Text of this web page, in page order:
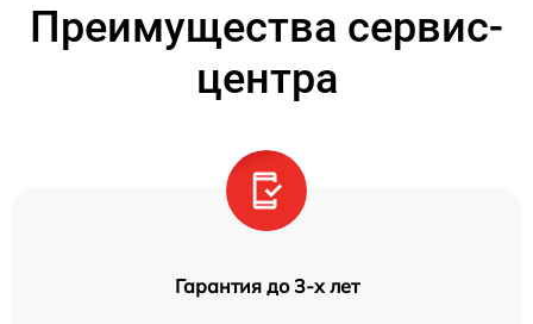
Преимущества сервис-
центра
Гарантия до 3-х лет